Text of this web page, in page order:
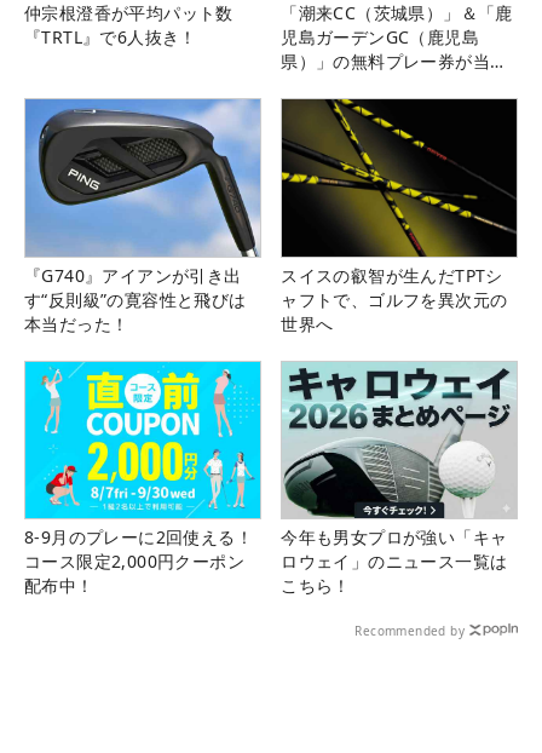
仲宗根澄香が平均パット数
『TRTL』で6人抜き！
「潮来CC（茨城県）」＆「鹿
児島ガーデンGC（鹿児島
県）」の無料プレー券が当た
『G740』アイアンが引き出
す“反則級”の寛容性と飛びは
本当だった！
スイスの叡智が生んだTPTシ
ャフトで、ゴルフを異次元の
世界へ
8-9月のプレーに2回使える！
コース限定2,000円クーポン
配布中！
今年も男女プロが強い「キャ
ロウェイ」のニュース一覧は
こちら！
Recommended by